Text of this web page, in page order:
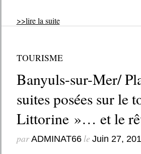
>>lire la suite
TOURISME
Banyuls-sur-Mer/
suites posées sur le
Littorine »… et le
par ADMINAT66le Juin 27,